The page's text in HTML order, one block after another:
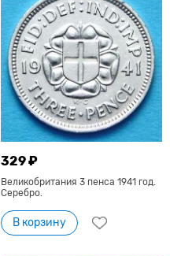
329 ₽
Великобритания 3 пенса 1941 год.
Серебро.
В корзину